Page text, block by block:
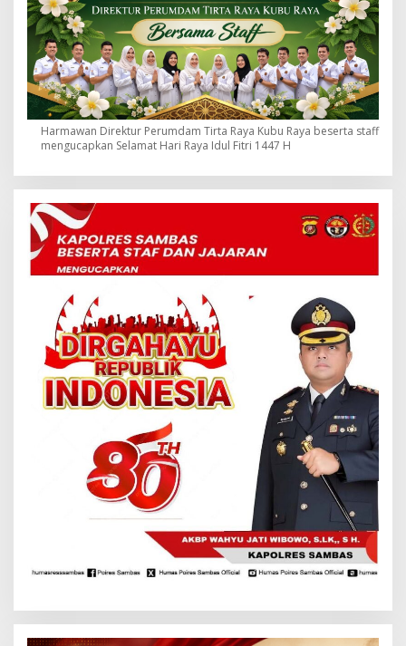
Harmawan Direktur Perumdam Tirta Raya Kubu Raya beserta staff
mengucapkan Selamat Hari Raya Idul Fitri 1447 H